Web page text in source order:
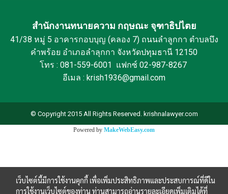
สำนักงานทนายความ กฤษณะ จุฑาธิปไตย
41/38 หมู่ 5 อาคารกอบบุญ (คลอง 7) ถนนลำลูกกา ตำบลบึง
คำพร้อย อำเภอลำลุกกา จังหวัดปทุมธานี 12150
โทร : 081-559-6001 แฟกซ์ 02-987-8267
อีเมล : krish1936@gmail.com
© Copyright 2015 All Rights Reserved. krishnalawyer.com
Powered by MakeWebEasy.com
เว็บไซต์นี้มีการใช้งานคุกกี้ เพื่อเพิ่มประสิทธิภาพและประสบการณ์ที่ดีใน
การใช้งานเว็บไซต์ของท่าน ท่านสามารถอ่านรายละเอียดเพิ่มเติมได้ที่